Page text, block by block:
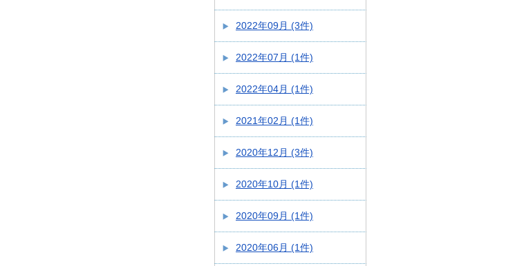
2022年09月 (3件)
2022年07月 (1件)
2022年04月 (1件)
2021年02月 (1件)
2020年12月 (3件)
2020年10月 (1件)
2020年09月 (1件)
2020年06月 (1件)